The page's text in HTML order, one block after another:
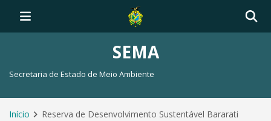
SEMA
Secretaria de Estado de Meio Ambiente
Início Reserva de Desenvolvimento Sustentável Bararati